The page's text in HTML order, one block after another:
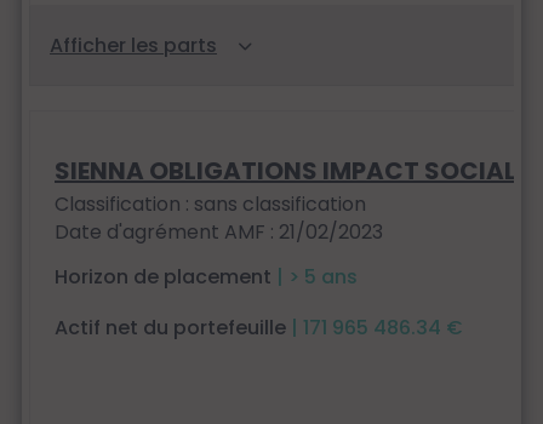
SIENNA OBLIGATIONS IMPACT SOCIAL
Classification : sans classification
Date d'agrément AMF : 21/02/2023
Horizon de placement | > 5 ans
Actif net du portefeuille | 171 965 486.34 €